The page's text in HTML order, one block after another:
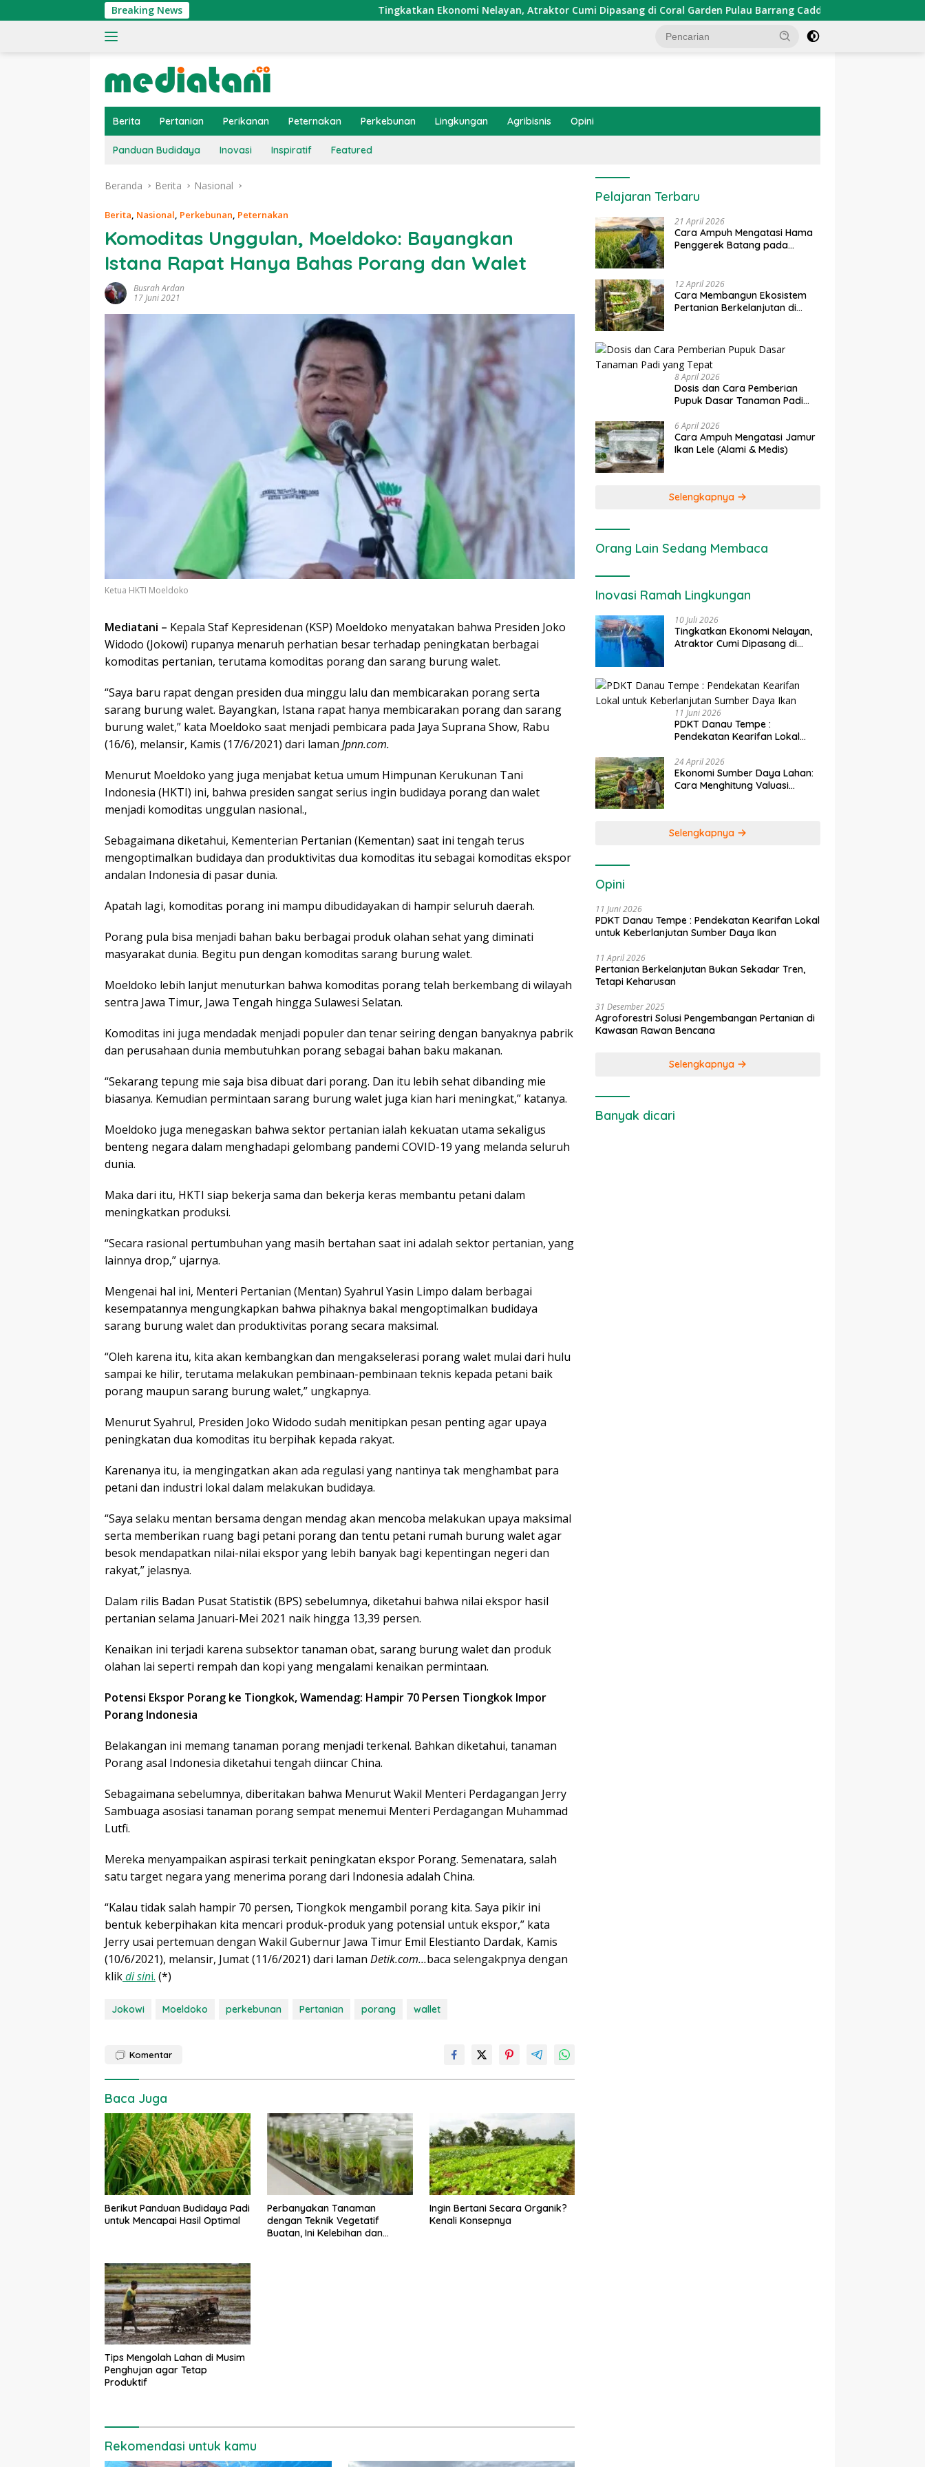
ke
Breaking News Tingkatkan Ekonomi Nelayan, Atraktor Cumi Dipasang di Coral Garden Pulau Barrang Caddi PDKT Danau Tempe :
Berita Pertanian Perikanan Peternakan Perkebunan Lingkungan Agribisnis Opini
Panduan Budidaya Inovasi Inspiratif Featured
Beranda Berita Nasional
Berita, Nasional, Perkebunan, Peternakan
Komoditas Unggulan, Moeldoko: Bayangkan
Istana Rapat Hanya Bahas Porang dan Walet
Busrah Ardan
17 Juni 2021
Ketua HKTI Moeldoko
Mediatani – Kepala Staf Kepresidenan (KSP) Moeldoko menyatakan bahwa Presiden Joko
Widodo (Jokowi) rupanya menaruh perhatian besar terhadap peningkatan berbagai
komoditas pertanian, terutama komoditas porang dan sarang burung walet.
“Saya baru rapat dengan presiden dua minggu lalu dan membicarakan porang serta
sarang burung walet. Bayangkan, Istana rapat hanya membicarakan porang dan sarang
burung walet,” kata Moeldoko saat menjadi pembicara pada Jaya Suprana Show, Rabu
(16/6), melansir, Kamis (17/6/2021) dari laman Jpnn.com.
Menurut Moeldoko yang juga menjabat ketua umum Himpunan Kerukunan Tani
Indonesia (HKTI) ini, bahwa presiden sangat serius ingin budidaya porang dan walet
menjadi komoditas unggulan nasional.,
Sebagaimana diketahui, Kementerian Pertanian (Kementan) saat ini tengah terus
mengoptimalkan budidaya dan produktivitas dua komoditas itu sebagai komoditas ekspor
andalan Indonesia di pasar dunia.
Apatah lagi, komoditas porang ini mampu dibudidayakan di hampir seluruh daerah.
Porang pula bisa menjadi bahan baku berbagai produk olahan sehat yang diminati
masyarakat dunia. Begitu pun dengan komoditas sarang burung walet.
Moeldoko lebih lanjut menuturkan bahwa komoditas porang telah berkembang di wilayah
sentra Jawa Timur, Jawa Tengah hingga Sulawesi Selatan.
Komoditas ini juga mendadak menjadi populer dan tenar seiring dengan banyaknya pabrik
dan perusahaan dunia membutuhkan porang sebagai bahan baku makanan.
“Sekarang tepung mie saja bisa dibuat dari porang. Dan itu lebih sehat dibanding mie
biasanya. Kemudian permintaan sarang burung walet juga kian hari meningkat,” katanya.
Moeldoko juga menegaskan bahwa sektor pertanian ialah kekuatan utama sekaligus
benteng negara dalam menghadapi gelombang pandemi COVID-19 yang melanda seluruh
dunia.
Maka dari itu, HKTI siap bekerja sama dan bekerja keras membantu petani dalam
meningkatkan produksi.
“Secara rasional pertumbuhan yang masih bertahan saat ini adalah sektor pertanian, yang
lainnya drop,” ujarnya.
Mengenai hal ini, Menteri Pertanian (Mentan) Syahrul Yasin Limpo dalam berbagai
kesempatannya mengungkapkan bahwa pihaknya bakal mengoptimalkan budidaya
sarang burung walet dan produktivitas porang secara maksimal.
“Oleh karena itu, kita akan kembangkan dan mengakselerasi porang walet mulai dari hulu
sampai ke hilir, terutama melakukan pembinaan-pembinaan teknis kepada petani baik
porang maupun sarang burung walet,” ungkapnya.
Menurut Syahrul, Presiden Joko Widodo sudah menitipkan pesan penting agar upaya
peningkatan dua komoditas itu berpihak kepada rakyat.
Karenanya itu, ia mengingatkan akan ada regulasi yang nantinya tak menghambat para
petani dan industri lokal dalam melakukan budidaya.
“Saya selaku mentan bersama dengan mendag akan mencoba melakukan upaya maksimal
serta memberikan ruang bagi petani porang dan tentu petani rumah burung walet agar
besok mendapatkan nilai-nilai ekspor yang lebih banyak bagi kepentingan negeri dan
rakyat,” jelasnya.
Dalam rilis Badan Pusat Statistik (BPS) sebelumnya, diketahui bahwa nilai ekspor hasil
pertanian selama Januari-Mei 2021 naik hingga 13,39 persen.
Kenaikan ini terjadi karena subsektor tanaman obat, sarang burung walet dan produk
olahan lai seperti rempah dan kopi yang mengalami kenaikan permintaan.
Potensi Ekspor Porang ke Tiongkok, Wamendag: Hampir 70 Persen Tiongkok Impor
Porang Indonesia
Belakangan ini memang tanaman porang menjadi terkenal. Bahkan diketahui, tanaman
Porang asal Indonesia diketahui tengah diincar China.
Sebagaimana sebelumnya, diberitakan bahwa Menurut Wakil Menteri Perdagangan Jerry
Sambuaga asosiasi tanaman porang sempat menemui Menteri Perdagangan Muhammad
Lutfi.
Mereka menyampaikan aspirasi terkait peningkatan ekspor Porang. Semenatara, salah
satu target negara yang menerima porang dari Indonesia adalah China.
“Kalau tidak salah hampir 70 persen, Tiongkok mengambil porang kita. Saya pikir ini
bentuk keberpihakan kita mencari produk-produk yang potensial untuk ekspor,” kata
Jerry usai pertemuan dengan Wakil Gubernur Jawa Timur Emil Elestianto Dardak, Kamis
(10/6/2021), melansir, Jumat (11/6/2021) dari laman Detik.com…baca selengakpnya dengan
klikdi sini. (*)
Jokowi Moeldoko perkebunan Pertanian porang wallet
Komentar
Baca Juga
Berikut Panduan Budidaya Padi
untuk Mencapai Hasil Optimal
Perbanyakan Tanaman
dengan Teknik Vegetatif
Buatan, Ini Kelebihan dan
Ingin Bertani Secara Organik?
Kenali Konsepnya
Tips Mengolah Lahan di Musim
Penghujan agar Tetap
Produktif
Rekomendasi untuk kamu
Pelajaran Terbaru
21 April 2026
Cara Ampuh Mengatasi Hama
Penggerek Batang pada
12 April 2026
Cara Membangun Ekosistem
Pertanian Berkelanjutan di
8 April 2026
Dosis dan Cara Pemberian
Pupuk Dasar Tanaman Padi
6 April 2026
Cara Ampuh Mengatasi Jamur
Ikan Lele (Alami & Medis)
Selengkapnya
Orang Lain Sedang Membaca
Inovasi Ramah Lingkungan
10 Juli 2026
Tingkatkan Ekonomi Nelayan,
Atraktor Cumi Dipasang di
11 Juni 2026
PDKT Danau Tempe :
Pendekatan Kearifan Lokal
Daya Ikan
24 April 2026
Ekonomi Sumber Daya Lahan:
Cara Menghitung Valuasi
Selengkapnya
Opini
11 Juni 2026
PDKT Danau Tempe : Pendekatan Kearifan Lokal
untuk Keberlanjutan Sumber Daya Ikan
11 April 2026
Pertanian Berkelanjutan Bukan Sekadar Tren,
Tetapi Keharusan
31 Desember 2025
Agroforestri Solusi Pengembangan Pertanian di
Kawasan Rawan Bencana
Selengkapnya
Banyak dicari